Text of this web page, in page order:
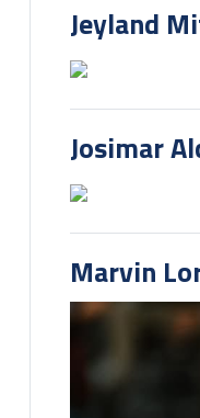
Jeyland
Josimar
Marvin